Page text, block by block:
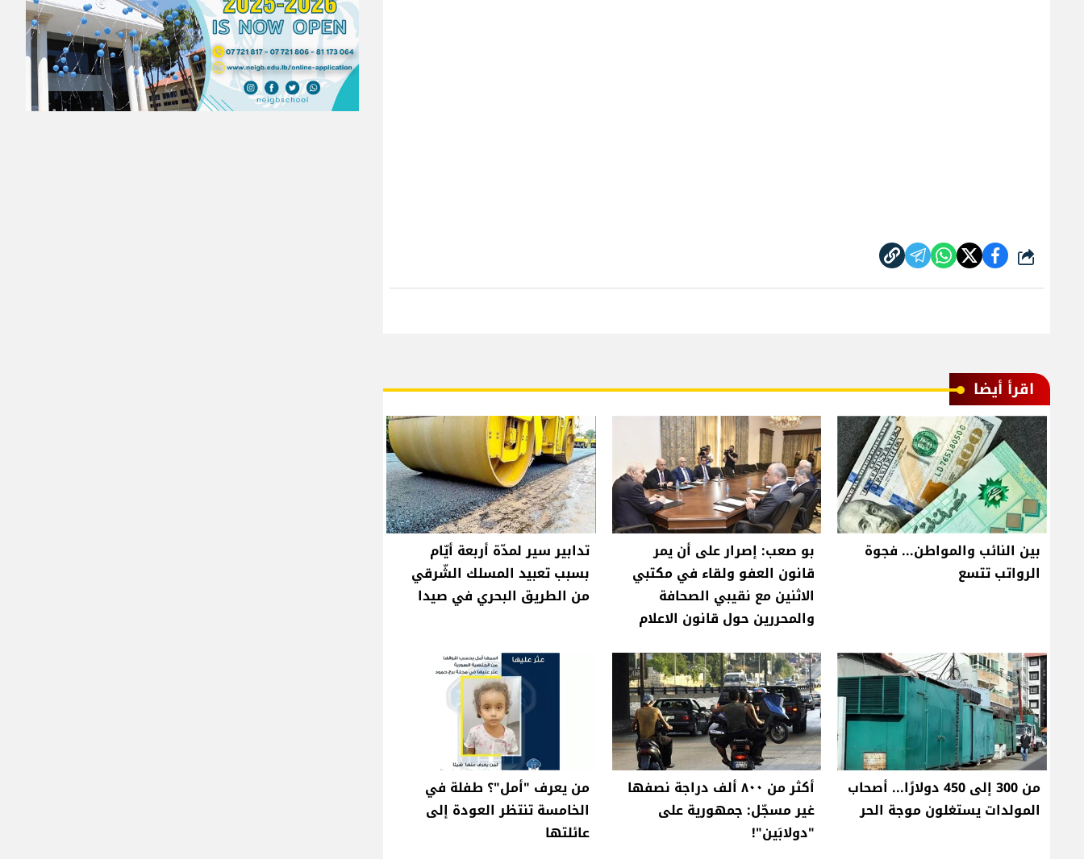
شارك
اقرأ أيضا
بين النائب والمواطن... فجوة
الرواتب تتسع
بو صعب: إصرار على أن يمر
قانون العفو ولقاء في مكتبي
الاثنين مع نقيبي الصحافة
والمحررين حول قانون الاعلام
تدابير سير لمدّة أربعة أيّام
بسبب تعبيد المسلك الشّرقي
من الطريق البحري في صيدا
من 300 إلى 450 دولارًا... أصحاب
المولدات يستغلون موجة الحر
أكثر من ٨٠٠ ألف دراجة نصفها
غير مسجّل: جمهورية على
"دولابَين"!
من يعرف "أمل"؟ طفلة في
الخامسة تنتظر العودة إلى
عائلتها